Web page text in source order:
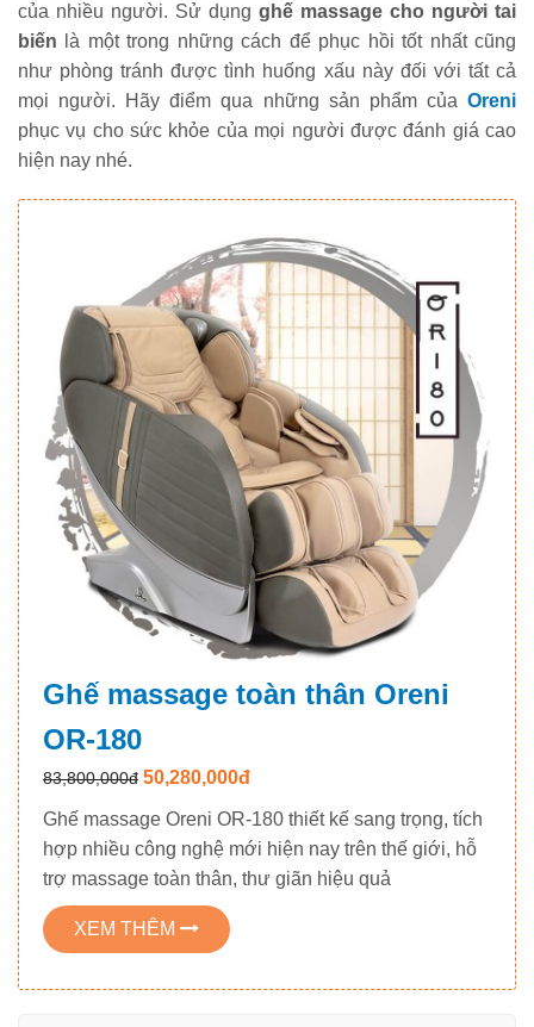
của nhiều người. Sử dụng ghế massage cho người tai
biến là một trong những cách để phục hồi tốt nhất cũng
như phòng tránh được tình huống xấu này đối với tất cả
mọi người. Hãy điểm qua những sản phẩm của Oreni
phục vụ cho sức khỏe của mọi người được đánh giá cao
hiện nay nhé.
Ghế massage toàn thân Oreni
OR-180
83,800,000đ 50,280,000đ
Ghế massage Oreni OR-180 thiết kế sang trọng, tích
hợp nhiều công nghệ mới hiện nay trên thế giới, hỗ
trợ massage toàn thân, thư giãn hiệu quả
XEM THÊM